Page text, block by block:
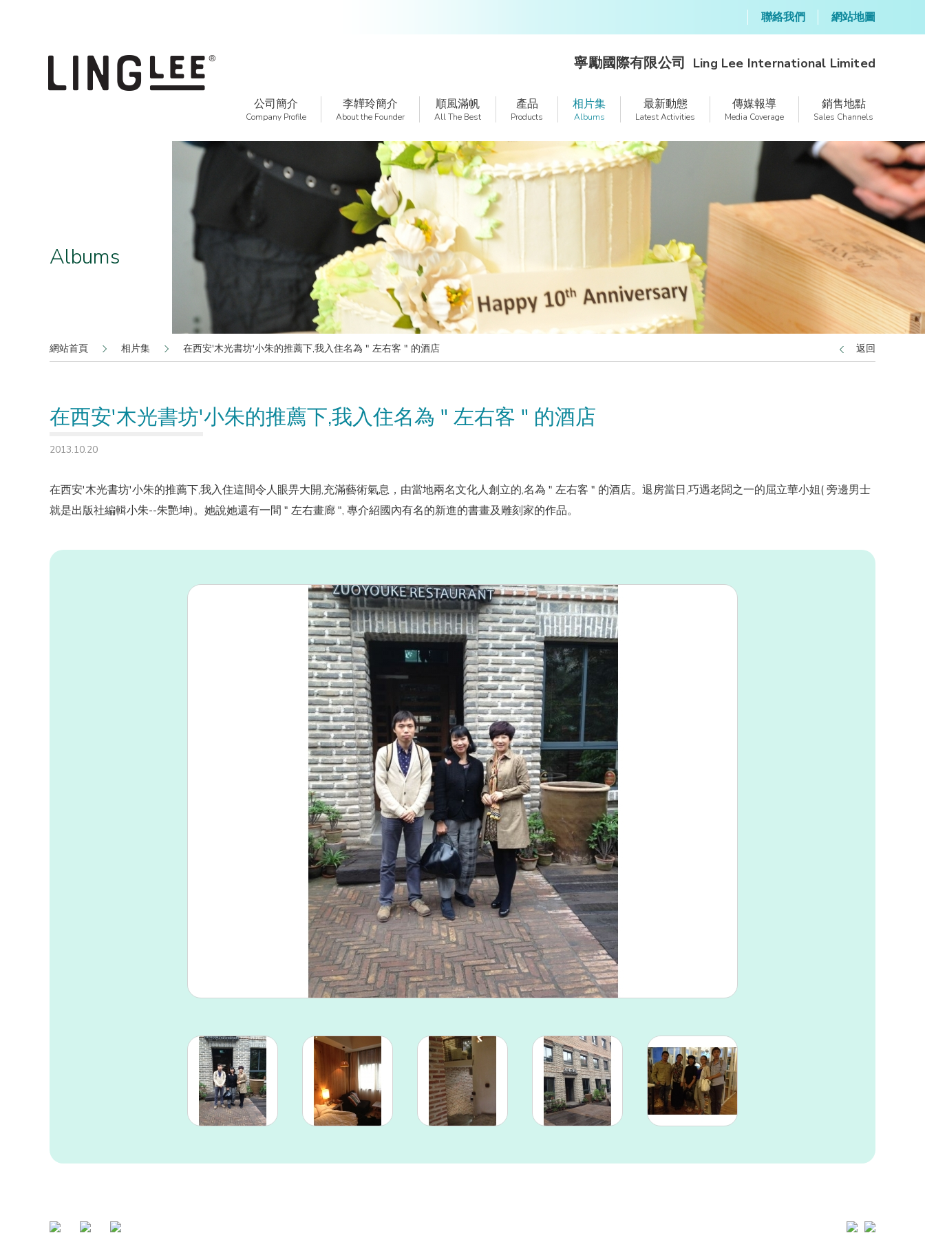
聯絡我們 網站地圖
寧勵國際有限公司 Ling Lee International Limited
公司簡介
Company Profile
李韡玲簡介
About the Founder
順風滿帆
All The Best
產品
Products
相片集
Albums
最新動態
Latest Activities
傳媒報導
Media Coverage
銷售地點
Sales Channels
Albums
網站首頁 相片集 在西安'木光書坊'小朱的推薦下,我入住名為 " 左右客 " 的酒店 返回
在西安'木光書坊'小朱的推薦下,我入住名為 " 左右客 " 的酒店
2013.10.20
在西安'木光書坊'小朱的推薦下,我入住這間令人眼畀大開,充滿藝術氣息，由當地兩名文化人創立的,名為 " 左右客 " 的酒店。退房當日,巧遇老闆之一的屈立華小姐( 旁邊男士
就是出版社編輯小朱--朱艷坤)。她說她還有一間 " 左右畫廊 ", 專介紹國內有名的新進的書畫及雕刻家的作品。